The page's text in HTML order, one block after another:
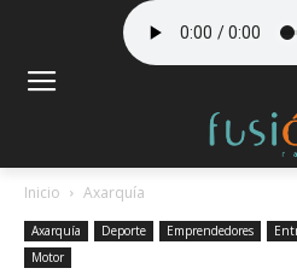
Inicio Axarquía
Axarquía Deporte Emprendedores
Motor